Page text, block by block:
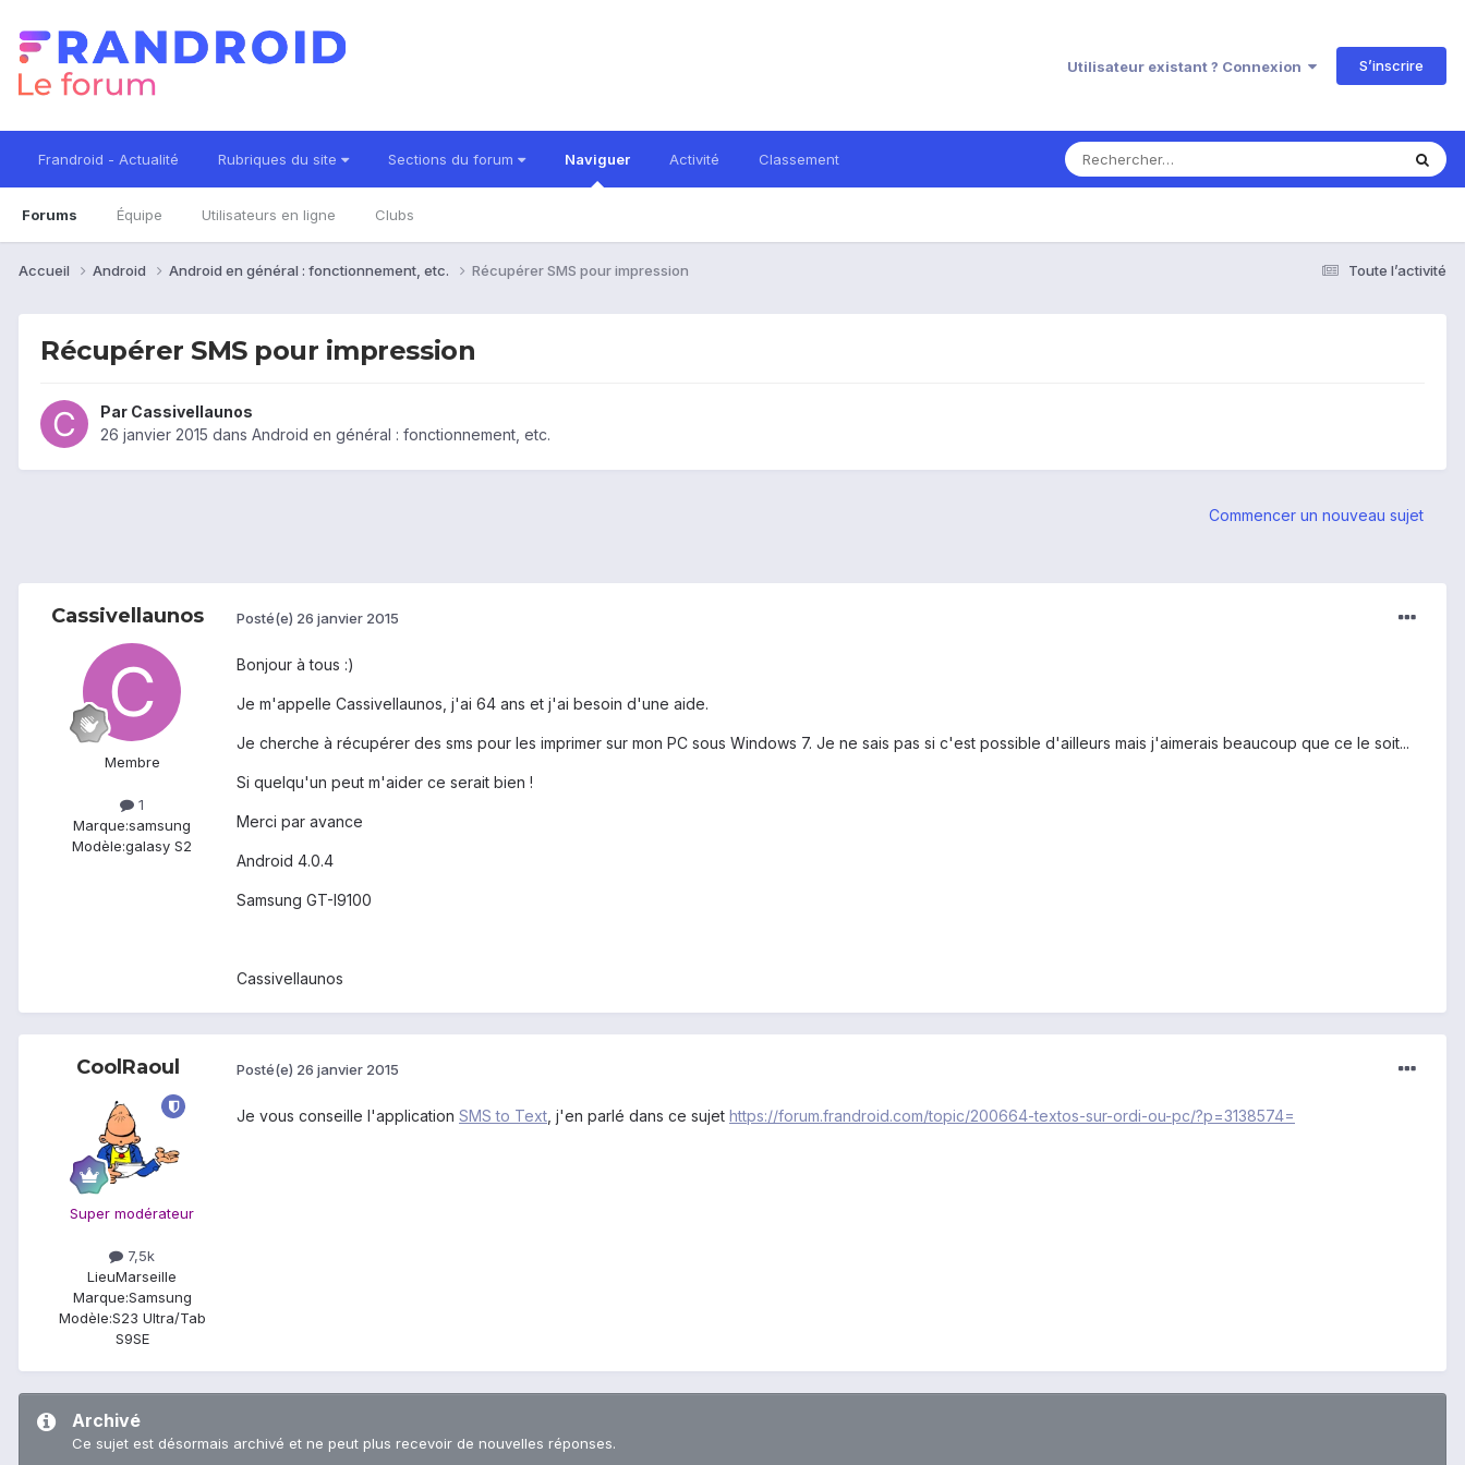
Utilisateur existant ? Connexion S’inscrire
Frandroid - Actualité Rubriques du site Sections du forum Naviguer
Forums Équipe Utilisateurs en ligne Clubs
Activité Classement
Toute l’activité
Accueil Android Android en général : fonctionnement, etc. Récupérer SMS pour impression
Récupérer SMS pour impression
Par Cassivellaunos
26 janvier 2015 dans Android en général : fonctionnement, etc.
Commencer un nouveau sujet
Cassivellaunos
Membre
1
Marque:samsung
Modèle:galasy S2
Posté(e) 26 janvier 2015
Bonjour à tous :)
Je m'appelle Cassivellaunos, j'ai 64 ans et j'ai besoin d'une aide.
Je cherche à récupérer des sms pour les imprimer sur mon PC sous Windows 7. Je ne sais pas si c'est possible d'ailleurs mais j'aimerais beaucoup que ce le soit...
Si quelqu'un peut m'aider ce serait bien !
Merci par avance
Android 4.0.4
Samsung GT-I9100
Cassivellaunos
CoolRaoul
Super modérateur
7,5k
LieuMarseille
Marque:Samsung
Modèle:S23 Ultra/Tab
S9SE
Posté(e) 26 janvier 2015
Je vous conseille l'application SMS to Text , j'en parlé dans ce sujet https://forum.frandroid.com/topic/200664-textos-sur-ordi-ou-pc/?p=3138574=
Archivé
Ce sujet est désormais archivé et ne peut plus recevoir de nouvelles réponses.